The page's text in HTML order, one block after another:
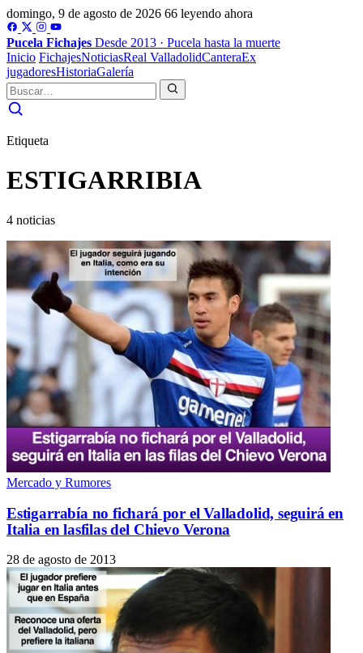
domingo, 9 de agosto de 2026 66 leyendo ahora
Pucela Fichajes Desde 2013 · Pucela hasta la muerte
Inicio FichajesNoticiasReal ValladolidCanteraEx
jugadoresHistoriaGalería
Etiqueta
ESTIGARRIBIA
4 noticias
Mercado y Rumores
Estigarrabía no fichará por el Valladolid, seguirá en
Italia en lasfilas del Chievo Verona
28 de agosto de 2013